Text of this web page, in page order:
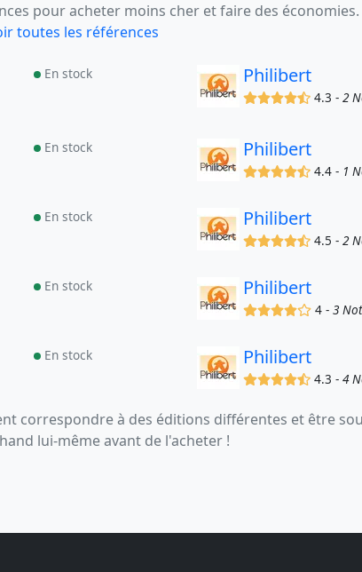
pour acheter moins cher et faire des économies.
toutes les références
En stock Philibert
(x)(x)(x)(x)(,)
4.3 - 2
En stock Philibert
(x)(x)(x)(x)(,)
4.4 - 1
En stock Philibert
(x)(x)(x)(x)(,)
4.5 - 2
En stock Philibert
(x)(x)(x)(x)()
4 - 3
En stock Philibert
(x)(x)(x)(x)(,)
4.3 - 4
correspondre à des éditions différentes et être
lui-même avant de l'acheter !